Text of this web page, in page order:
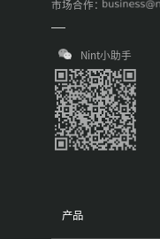
市场合作：
Nint小助手
产品